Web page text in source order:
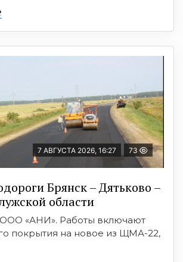
7 АВГУСТА 2026, 16:27 73
Брянск – Дятьково –
области
«АНИ». Работы включают
покрытия на новое из ЩМА-22,